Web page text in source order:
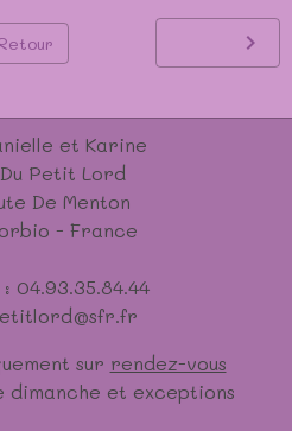
et Karine
Petit Lord
De Menton
- France
04.93.35.84.44
sur rendez-vous
dimanche et exceptions